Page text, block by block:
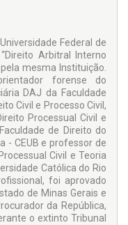
PENHORA, DE SEU
DA PENHORA
DA PENHORA
EM DEPÓSITO
Federal de
Arbitral Interno
mesma Instituição.
forense do
DAJ da Faculdade
Civil e Processo Civil,
Processual Civil e
de Direito do
- CEUB e professor de
Civil e Teoria
Católica do Rio
foi aprovado
de Minas Ge­rais e
da República,
o extinto Tribunal